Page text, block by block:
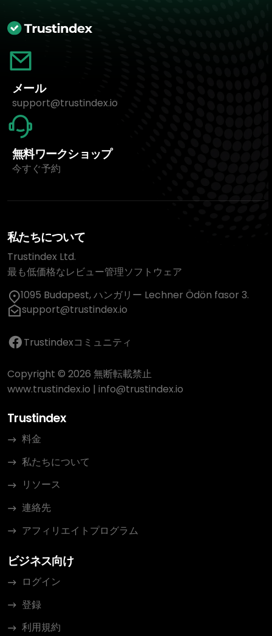
メール
support@trustindex.io
無料ワークショップ
今すぐ予約
私たちについて
Trustindex Ltd.
最も低価格なレビュー管理ソフトウェア
1095 Budapest, ハンガリー Lechner Ödön fasor 3.
support@trustindex.io
Trustindexコミュニティ
Copyright © 2026 無断転載禁止
www.trustindex.io | info@trustindex.io
Trustindex
料金
私たちについて
リソース
連絡先
アフィリエイトプログラム
ビジネス向け
ログイン
登録
利用規約